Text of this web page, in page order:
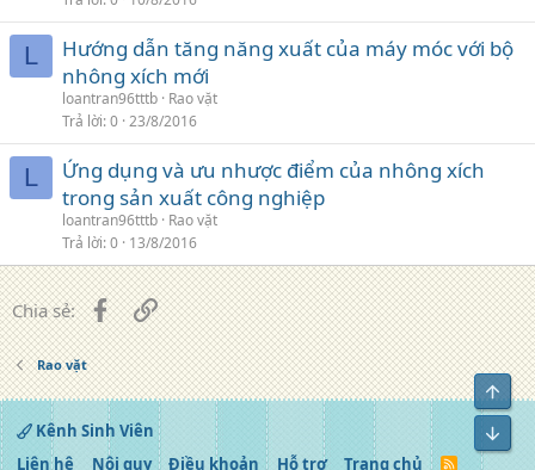
L
Hướng dẫn tăng năng xuất của máy móc với bộ
nhông xích mới
loantran96tttb Rao vặt
Trả lời 0 23/8/2016
L
Ứng dụng và ưu nhược điểm của nhông xích
trong sản xuất công nghiệp
loantran96tttb Rao vặt
Trả lời 0 13/8/2016
Chia sẻ: FacebookLiên kết
Rao vặt
Kênh Sinh Viên
Liên hệ
Nội quy Điều khoản Hỗ trợ Trang chủ R
Top